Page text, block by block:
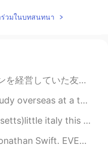
😅
2021.08.02 02:39
も使ってみてくださ
ります
ร่วมในบทสนทนา
あげました!イクラだけでど😉 牛肉は宮崎産だと言ってくれました！ 最初は本当に彼を信...
Like Oxford, Cambridge, Harvard, etc. I...
up in the Northern End 😍😍😭was fanta...
cloying, All-devouring, all-destroying, Ne...